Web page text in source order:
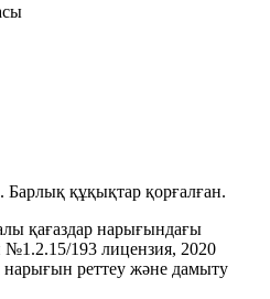
құқықтар қорғалған.
қағаздар нарығындағы
№1.2.15/193 лицензия, 2020
реттеу және дамыту